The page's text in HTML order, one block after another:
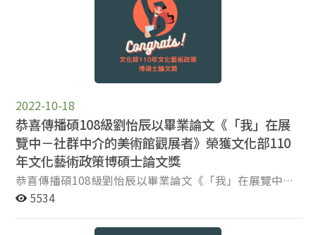
心、財團法人台灣網路資訊中心（TWNIC） 更多2022年
會最新消息請見：http://www.tais.org.tw/
2022-10-18
恭喜傳播碩108級劉怡辰以畢業論文《「我」在展
覽中－社群中介的美術館觀展者》榮獲文化部110
年文化藝術政策博碩士論文獎
恭喜傳播碩108級劉怡辰以畢業論文《「我」在展覽中－
社群中介的美術館觀展者》榮獲文化部110年文化藝術政
棻老師) 請參考相關訊息： 得獎名單
5534